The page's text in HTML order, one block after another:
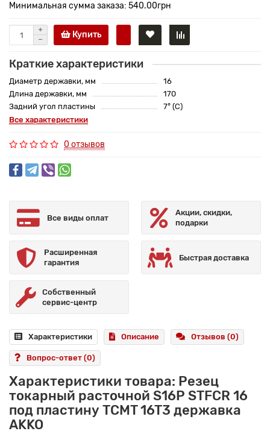
Минимальная сумма заказа: 540.00грн
Купить
Краткие характеристики
Диаметр державки, мм
16
Длина державки, мм
170
Задний угол пластины
7° (C)
Все характеристики
0 отзывов
Все виды оплат
Акции, скидки,
подарки
Расширенная
гарантия
Быстрая доставка
Собственный
сервис-центр
Характеристики Описание Отзывов (0)
Вопрос-ответ (0)
Характеристики товара: Резец
токарный расточной S16P STFCR 16
под пластину TCMT 16T3 державка
AKKO